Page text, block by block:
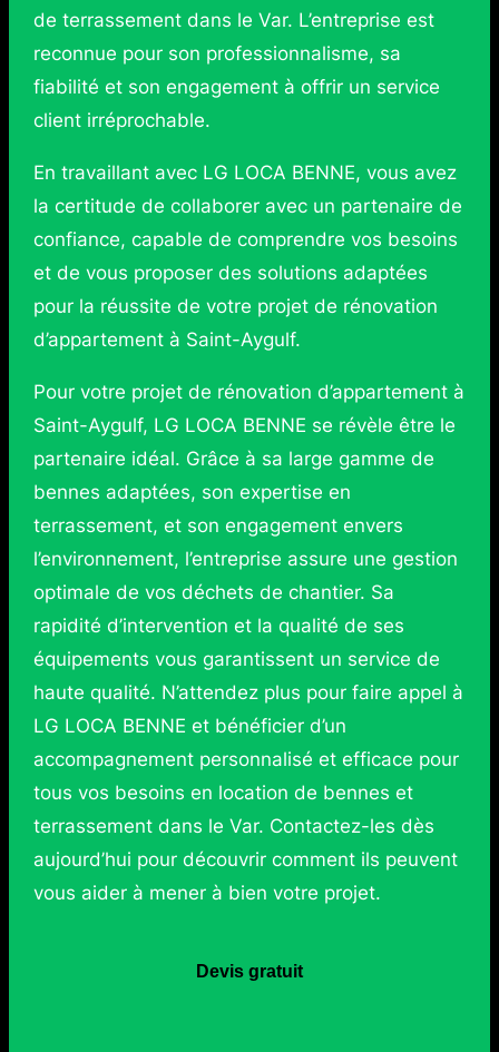
de terrassement dans le Var. L’entreprise est
reconnue pour son professionnalisme, sa
fiabilité et son engagement à offrir un service
client irréprochable.
En travaillant avec LG LOCA BENNE, vous avez
la certitude de collaborer avec un partenaire de
confiance, capable de comprendre vos besoins
et de vous proposer des solutions adaptées
pour la réussite de votre projet de rénovation
d’appartement à Saint-Aygulf.
Pour votre projet de rénovation d’appartement à
Saint-Aygulf, LG LOCA BENNE se révèle être le
partenaire idéal. Grâce à sa large gamme de
bennes adaptées, son expertise en
terrassement, et son engagement envers
l’environnement, l’entreprise assure une gestion
optimale de vos déchets de chantier. Sa
rapidité d’intervention et la qualité de ses
équipements vous garantissent un service de
haute qualité. N’attendez plus pour faire appel à
LG LOCA BENNE et bénéficier d’un
accompagnement personnalisé et efficace pour
tous vos besoins en location de bennes et
terrassement dans le Var. Contactez-les dès
aujourd’hui pour découvrir comment ils peuvent
vous aider à mener à bien votre projet.
Devis gratuit